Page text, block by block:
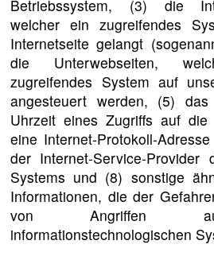
Betriebssystem, (3) die
welcher ein zugreifendes
Internetseite gelangt
die Unterwebseiten,
zugreifendes System auf
angesteuert werden, (5)
Uhrzeit eines Zugriffs auf die
eine Internet-Protokoll-
der Internet-Service-Provider
Systems und (8) sonstige
Informationen, die der
von Angriffen
informationstechnologischen